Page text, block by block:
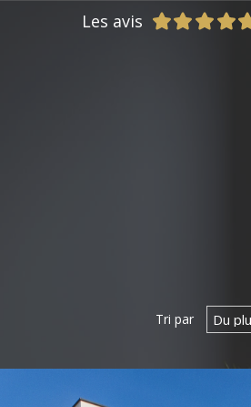
Les avis
Tri par Du